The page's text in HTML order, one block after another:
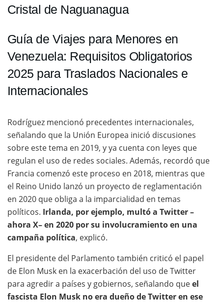
Cristal de Naguanagua
Guía de Viajes para Menores en
Venezuela: Requisitos Obligatorios
2025 para Traslados Nacionales e
Internacionales
Rodríguez mencionó precedentes internacionales,
señalando que la Unión Europea inició discusiones
sobre este tema en 2019, y ya cuenta con leyes que
regulan el uso de redes sociales. Además, recordó que
Francia comenzó este proceso en 2018, mientras que
el Reino Unido lanzó un proyecto de reglamentación
en 2020 que obliga a la imparcialidad en temas
políticos. Irlanda, por ejemplo, multó a Twitter –
ahora X– en 2020 por su involucramiento en una
campaña política, explicó.
El presidente del Parlamento también criticó el papel
de Elon Musk en la exacerbación del uso de Twitter
para agredir a países y gobiernos, señalando queel
fascista Elon Musk no era dueño de Twitter en ese